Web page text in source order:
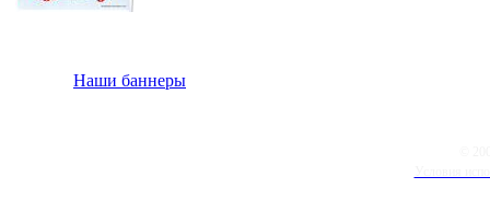
Наши баннеры